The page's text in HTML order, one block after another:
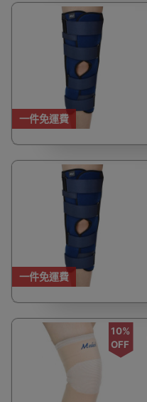
一件免運費
一件免運費
10%
OFF